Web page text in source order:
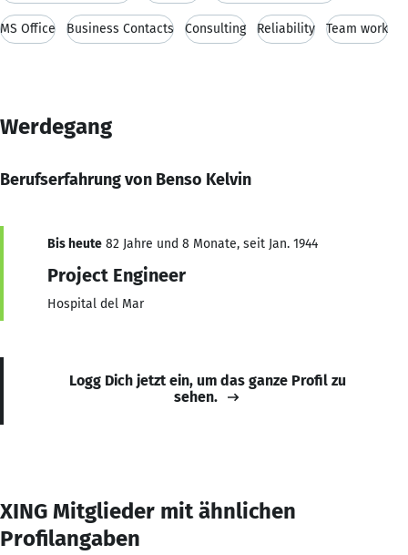
MS Office Business Contacts Consulting Reliability Team work
Werdegang
Berufserfahrung von Benso Kelvin
Bis heute 82 Jahre und 8 Monate, seit Jan. 1944
Project Engineer
Hospital del Mar
Logg Dich jetzt ein, um das ganze Profil zu
sehen.
XING Mitglieder mit ähnlichen
Profilangaben